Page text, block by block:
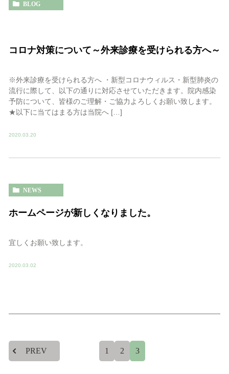
BLOG
コロナ対策について～外来診療を受けられる方へ～
※外来診療を受けられる方へ ・新型コロナウィルス・新型肺炎の
流行に際して、以下の通りに対応させていただきます。院内感染
予防について、皆様のご理解・ご協力よろしくお願い致します。
★以下に当てはまる方は当院へ […]
2020.03.20
NEWS
ホームページが新しくなりました。
宜しくお願い致します。
2020.03.02
PREV 1 2 3